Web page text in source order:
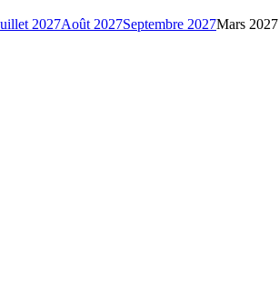
2027Août 2027Septembre 2027Mars 2027